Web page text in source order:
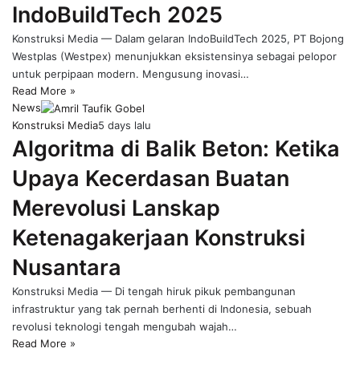
IndoBuildTech 2025
Konstruksi Media — Dalam gelaran IndoBuildTech 2025, PT Bojong
Westplas (Westpex) menunjukkan eksistensinya sebagai pelopor
untuk perpipaan modern. Mengusung inovasi…
Read More »
News
Konstruksi Media5 days lalu
Algoritma di Balik Beton: Ketika
Upaya Kecerdasan Buatan
Merevolusi Lanskap
Ketenagakerjaan Konstruksi
Nusantara
Konstruksi Media — Di tengah hiruk pikuk pembangunan
infrastruktur yang tak pernah berhenti di Indonesia, sebuah
revolusi teknologi tengah mengubah wajah…
Read More »